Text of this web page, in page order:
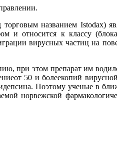
названием Istodax)
и относится к классу
вирусных частиц на
при этом препарат им
50 и болеекопий
Поэтому ученые в
норвежской